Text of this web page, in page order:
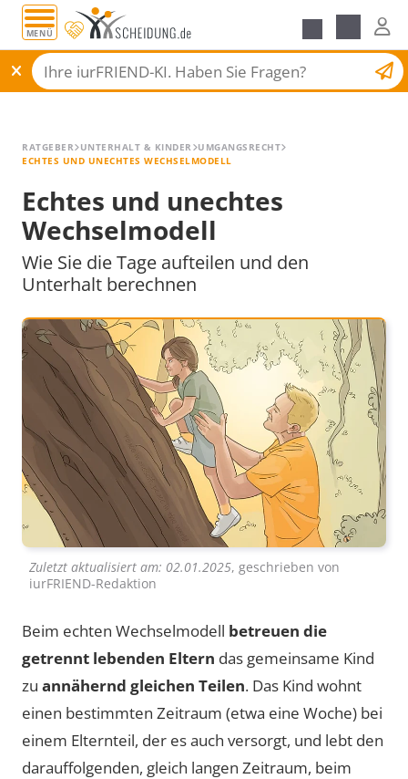
MENÜ
Scheidungsantrag
Alle Ratgeber
RATGEBER UNTERHALT & KINDER UMGANGSRECHT
ECHTES UND UNECHTES WECHSELMODELL
Echtes und unechtes
Wechselmodell
Wie Sie die Tage aufteilen und den
Unterhalt berechnen
Zuletzt aktualisiert am: 02.01.2025, geschrieben von
iurFRIEND-Redaktion
Beim echten Wechselmodell betreuen die
getrennt lebenden Eltern das gemeinsame Kind
zu annähernd gleichen Teilen. Das Kind wohnt
einen bestimmten Zeitraum (etwa eine Woche) bei
einem Elternteil, der es auch versorgt, und lebt den
darauffolgenden, gleich langen Zeitraum, beim